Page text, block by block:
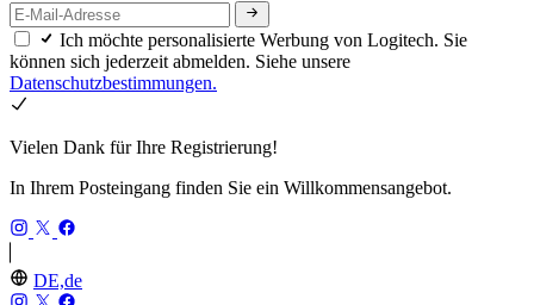
Ich möchte personalisierte Werbung von Logitech. Sie
können sich jederzeit abmelden. Siehe unsere
Datenschutzbestimmungen.
Vielen Dank für Ihre Registrierung!
In Ihrem Posteingang finden Sie ein Willkommensangebot.
DE,de